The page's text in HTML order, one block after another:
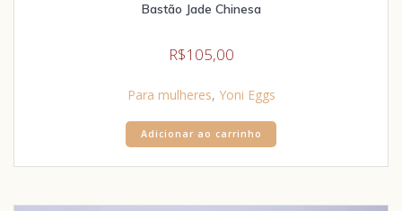
Bastão Jade Chinesa
R$105,00
Para mulheres, Yoni Eggs
Adicionar ao carrinho